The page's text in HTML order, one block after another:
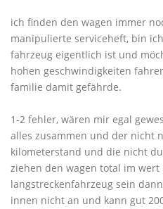
ich finden den wagen immer
manipulierte serviceheft, bin
fahrzeug eigentlich ist und
hohen geschwindigkeiten
familie damit gefährde.
1-2 fehler, wären mir egal
alles zusammen und der nicht
kilometerstand und die nicht
ziehen den wagen total im
langstreckenfahrzeug sein
innen nicht an und kann gut